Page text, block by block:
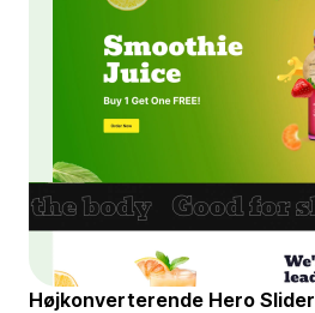
Højkonverterende Hero Slider